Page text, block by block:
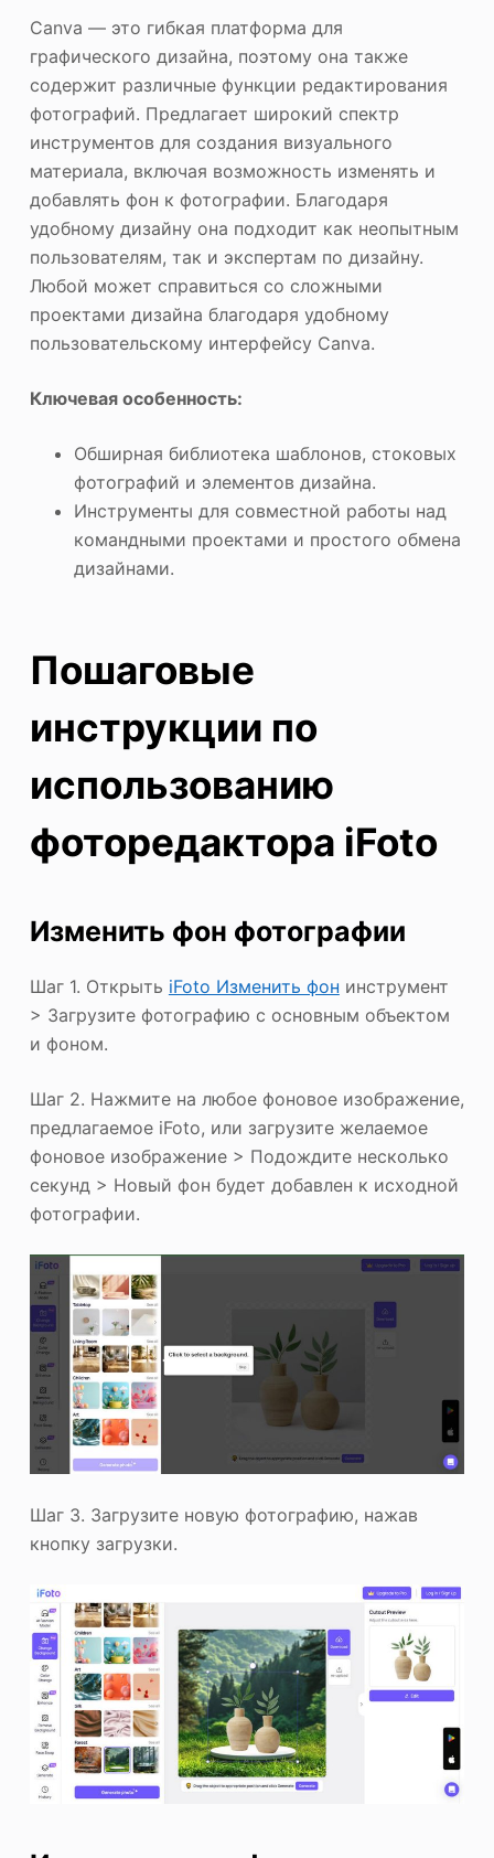
Canva — это гибкая платформа для
графического дизайна, поэтому она также
содержит различные функции редактирования
фотографий. Предлагает широкий спектр
инструментов для создания визуального
материала, включая возможность изменять и
добавлять фон к фотографии. Благодаря
удобному дизайну она подходит как неопытным
пользователям, так и экспертам по дизайну.
Любой может справиться со сложными
проектами дизайна благодаря удобному
пользовательскому интерфейсу Canva.
Ключевая особенность:
Обширная библиотека шаблонов, стоковых
фотографий и элементов дизайна.
Инструменты для совместной работы над
командными проектами и простого обмена
дизайнами.
Пошаговые
инструкции по
использованию
фоторедактора iFoto
Изменить фон фотографии
Шаг 1. Открыть iFoto Изменить фон инструмент
> Загрузите фотографию с основным объектом
и фоном.
Шаг 2. Нажмите на любое фоновое изображение,
предлагаемое iFoto, или загрузите желаемое
фоновое изображение > Подождите несколько
секунд > Новый фон будет добавлен к исходной
фотографии.
Шаг 3. Загрузите новую фотографию, нажав
кнопку загрузки.